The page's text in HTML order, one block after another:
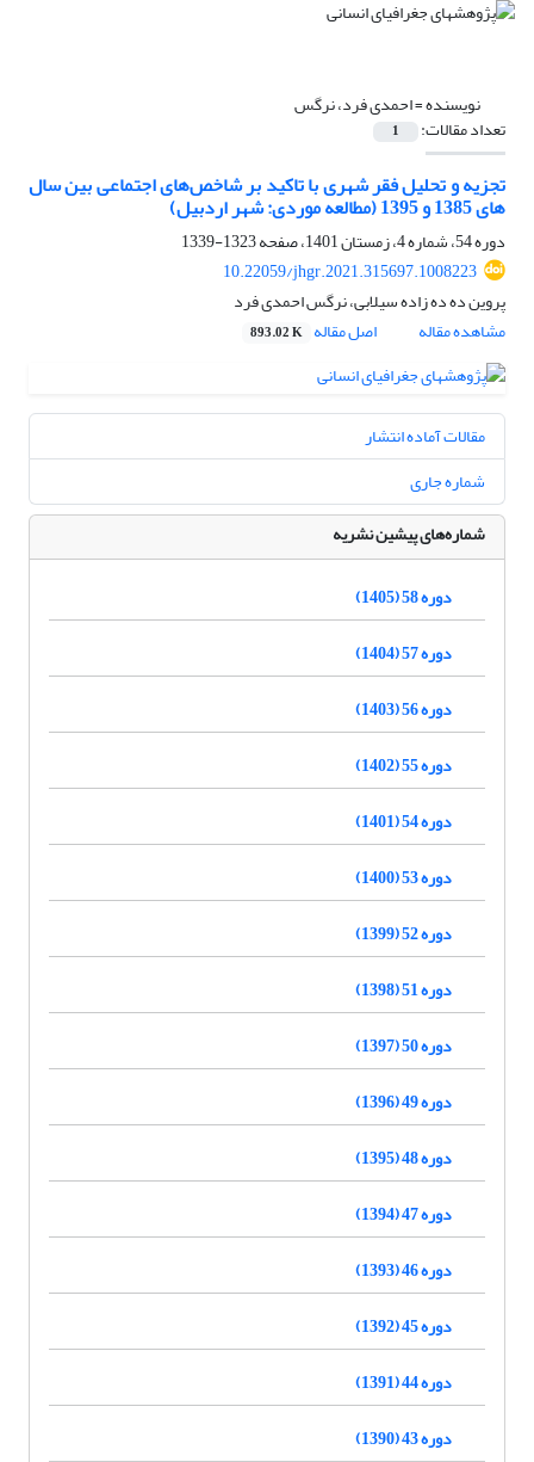
نویسنده =احمدی فرد، نرگس
تعداد مقالات: 1
تجزیه و تحلیل فقر شهری با تاکید بر شاخص‌های اجتماعی بین سال
های 1385 و 1395 (مطالعه موردی: شهر اردبیل)
دوره 54، شماره 4، زمستان 1401، صفحه
1323-1339
10.22059/jhgr.2021.315697.1008223
پروین ده ده زاده سیلابی، نرگس احمدی فرد
مشاهده مقاله
اصل مقاله 893.02 K
مقالات آماده انتشار
شماره جاری
شماره‌های پیشین نشریه
دوره 58 (1405)
دوره 57 (1404)
دوره 56 (1403)
دوره 55 (1402)
دوره 54 (1401)
دوره 53 (1400)
دوره 52 (1399)
دوره 51 (1398)
دوره 50 (1397)
دوره 49 (1396)
دوره 48 (1395)
دوره 47 (1394)
دوره 46 (1393)
دوره 45 (1392)
دوره 44 (1391)
دوره 43 (1390)